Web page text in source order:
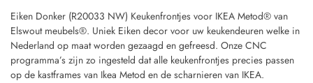
Eiken Donker (R20033 NW) Keukenfrontjes voor IKEA Metod® van
Elswout meubels®. Uniek Eiken decor voor uw keukendeuren welke in
Nederland op maat worden gezaagd en gefreesd. Onze CNC
programma’s zijn zo ingesteld dat alle keukenfrontjes precies passen
op de kastframes van Ikea Metod en de scharnieren van IKEA.